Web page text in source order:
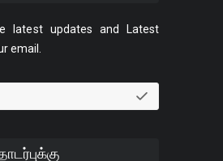
latest updates and Latest
email.